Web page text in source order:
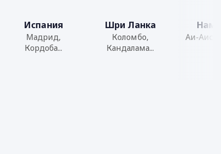
Испания
Мадрид,
Кордоба...
Шри Ланка
Коломбо,
Кандалама...
Аи-Аис,